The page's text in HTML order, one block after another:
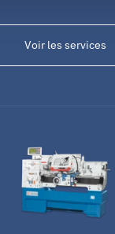
Voir les services